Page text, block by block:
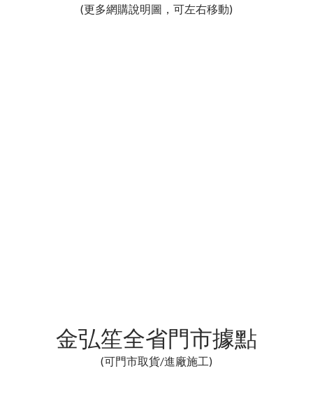
(更多網購說明圖，可左右移動)
金弘笙全省門市據點
(可門市取貨/進廠施工)